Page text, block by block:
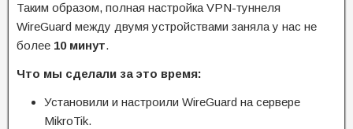
Таким образом, полная настройка VPN-туннеля
WireGuard между двумя устройствами заняла у нас не
более 10 минут.
Что мы сделали за это время:
Установили и настроили WireGuard на сервере
MikroTik.